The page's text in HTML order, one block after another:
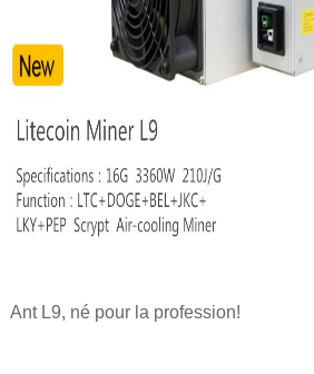
Ant L9, né pour la profession!